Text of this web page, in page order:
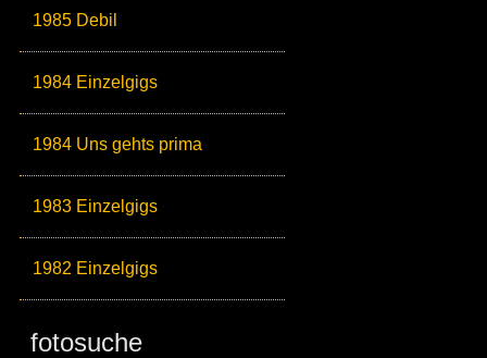
1985 Debil
1984 Einzelgigs
1984 Uns gehts prima
1983 Einzelgigs
1982 Einzelgigs
fotosuche